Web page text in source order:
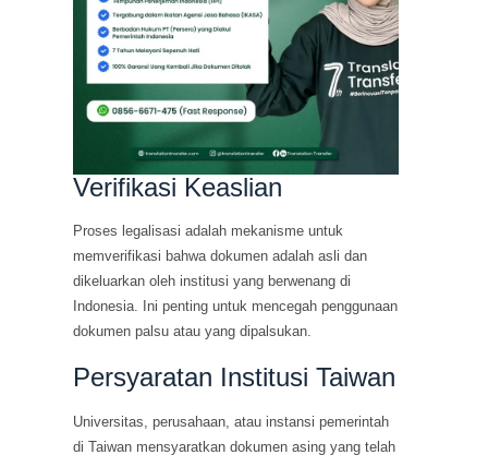
Verifikasi Keaslian
Proses legalisasi adalah mekanisme untuk
memverifikasi bahwa dokumen adalah asli dan
dikeluarkan oleh institusi yang berwenang di
Indonesia. Ini penting untuk mencegah penggunaan
dokumen palsu atau yang dipalsukan.
Persyaratan Institusi Taiwan
Universitas, perusahaan, atau instansi pemerintah
di Taiwan mensyaratkan dokumen asing yang telah